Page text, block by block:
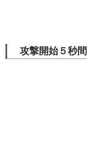
攻撃開始５秒間